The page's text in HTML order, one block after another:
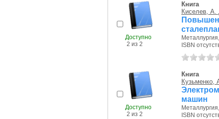
Доступно
2 из 2
Книга
Киселев, А.
ISBN
Доступно
2 из 2
Книга
Кузьменко,
машин
ISBN